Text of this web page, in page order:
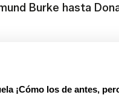
Burke hasta
¡Cómo los de antes,